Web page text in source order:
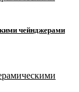
чейнджерами